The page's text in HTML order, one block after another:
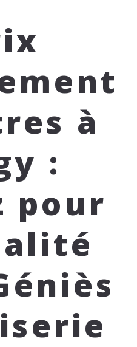
à
:
pour